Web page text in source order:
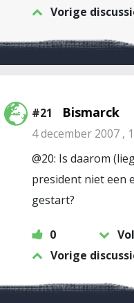
Vorige
#21 Bismarck
4 december 2007 ,
@20: Is daarom
president niet een
gestart?
0
Vorige